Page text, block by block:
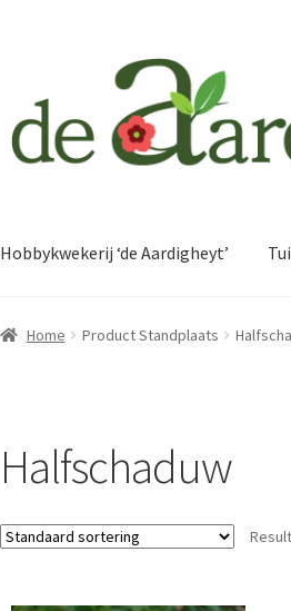
naar
navigatie
inhoud
Hobbykwekerij ‘de Aardigheyt’
Home Tuinadvies Vaste planten
Home Product Standplaats
Halfschaduw